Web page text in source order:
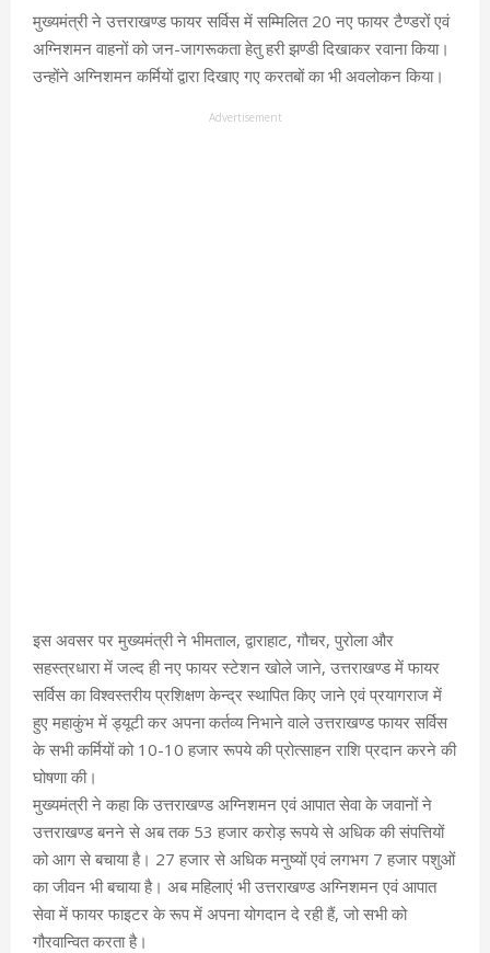
मुख्यमंत्री ने उत्तराखण्ड फायर सर्विस में सम्मिलित 20 नए फायर टैण्डरों एवं
अग्निशमन वाहनों को जन-जागरूकता हेतु हरी झण्डी दिखाकर रवाना किया।
उन्होंने अग्निशमन कर्मियों द्वारा दिखाए गए करतबों का भी अवलोकन किया।
Advertisement
इस अवसर पर मुख्यमंत्री ने भीमताल, द्वाराहाट, गौचर, पुरोला और
सहस्त्रधारा में जल्द ही नए फायर स्टेशन खोले जाने, उत्तराखण्ड में फायर
सर्विस का विश्वस्तरीय प्रशिक्षण केन्द्र स्थापित किए जाने एवं प्रयागराज में
हुए महाकुंभ में ड्यूटी कर अपना कर्तव्य निभाने वाले उत्तराखण्ड फायर सर्विस
के सभी कर्मियों को 10-10 हजार रूपये की प्रोत्साहन राशि प्रदान करने की
घोषणा की।
मुख्यमंत्री ने कहा कि उत्तराखण्ड अग्निशमन एवं आपात सेवा के जवानों ने
उत्तराखण्ड बनने से अब तक 53 हजार करोड़ रूपये से अधिक की संपत्तियों
को आग से बचाया है। 27 हजार से अधिक मनुष्यों एवं लगभग 7 हजार पशुओं
का जीवन भी बचाया है। अब महिलाएं भी उत्तराखण्ड अग्निशमन एवं आपात
सेवा में फायर फाइटर के रूप में अपना योगदान दे रही हैं, जो सभी को
गौरवान्वित करता है।